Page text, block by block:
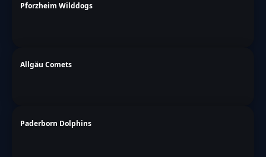
Pforzheim Wilddogs
Allgäu Comets
Paderborn Dolphins